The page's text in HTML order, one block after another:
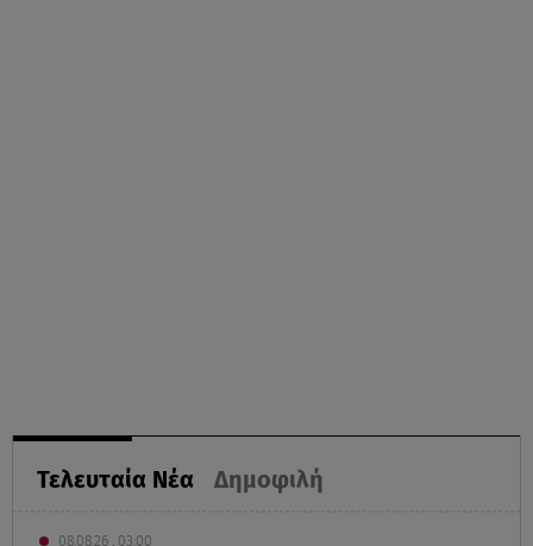
Τελευταία Νέα Δημοφιλή
08.08.26 , 03:00